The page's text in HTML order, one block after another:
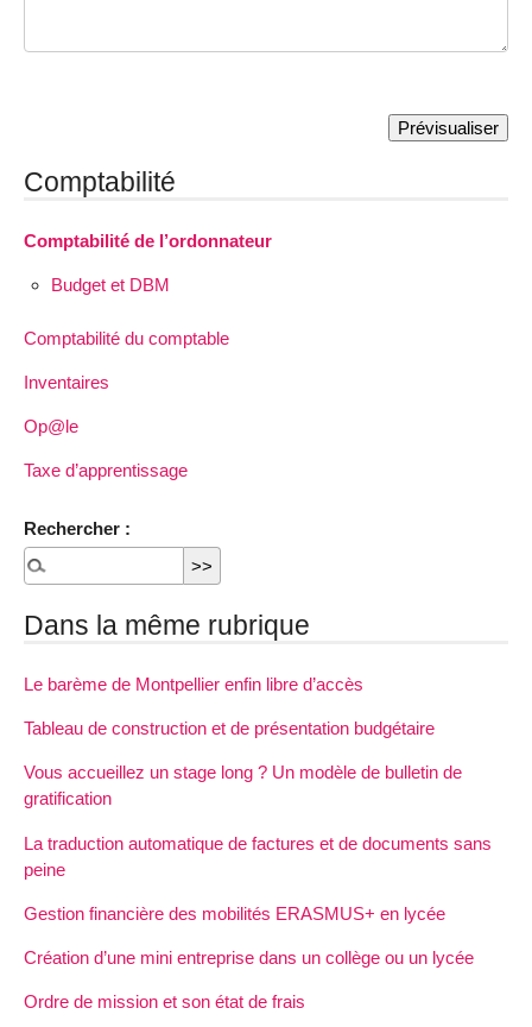
Comptabilité
Comptabilité de l’ordonnateur
Budget et DBM
Comptabilité du comptable
Inventaires
Op@le
Taxe d’apprentissage
Rechercher :
Dans la même rubrique
Le barème de Montpellier enfin libre d’accès
Tableau de construction et de présentation budgétaire
Vous accueillez un stage long ? Un modèle de bulletin de
gratification
La traduction automatique de factures et de documents sans
peine
Gestion financière des mobilités ERASMUS+ en lycée
Création d’une mini entreprise dans un collège ou un lycée
Ordre de mission et son état de frais